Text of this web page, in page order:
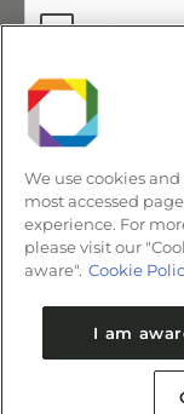
We use cookies
most accessed
experience. For
please visit our
aware". Cookie
I am